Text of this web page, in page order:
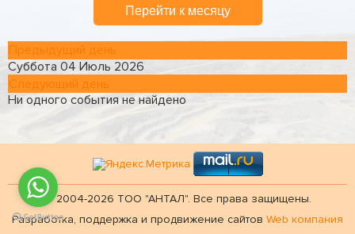
Перейти к месяцу
Предыдущий день
Суббота 04 Июль 2026
Следующий день
Ни одного события не найдено
© 2004-2026 ТОО "АНТАЛ". Все права защищены.
Разработка, поддержка и продвижение сайтов Web компания